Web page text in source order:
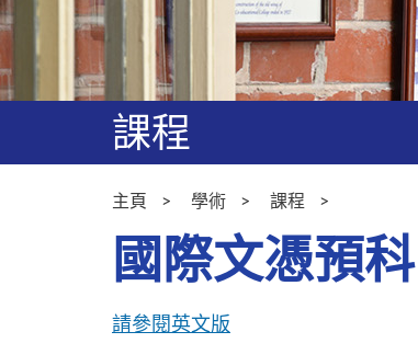
課程
主頁 學術 課程
國際文憑預科
請參閱英文版